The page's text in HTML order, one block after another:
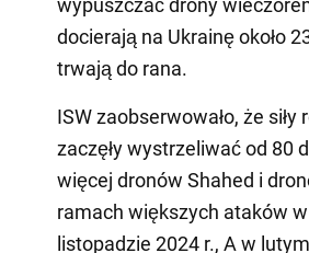
docierają na Ukrainę około
trwają do rana.
ISW zaobserwowało, że siły
zaczęły wystrzeliwać od 80
więcej dronów Shahed i
ramach większych ataków
listopadzie 2024 r., A w